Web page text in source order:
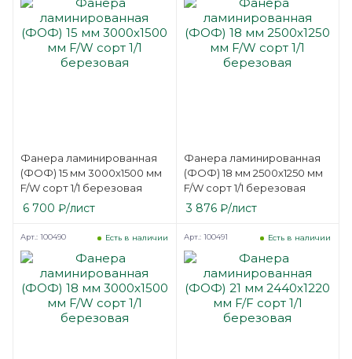
Фанера ламинированная
(ФОФ) 15 мм 3000х1500 мм
F/W сорт 1/1 березовая
6 700 ₽/лист
Фанера ламинированная
(ФОФ) 18 мм 2500х1250 мм
F/W сорт 1/1 березовая
3 876₽/лист
Есть в наличии
Арт.: 100490 Есть в наличии
Арт.: 100491